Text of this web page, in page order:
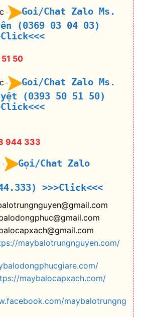
Goi/Chat Zalo Ms.
(0369 03 04 03)
50
Goi/Chat Zalo Ms.
(0393 50 51 50)
944 333
Gọi/Chat Zalo
>>>Click<<<
maybalotrungnguyen.com/
maybalocapxach.com/
maybalotrungng